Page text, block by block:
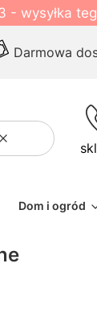
- wysyłka
Darmowa
WyczyśćSzukaj
Dom i ogród